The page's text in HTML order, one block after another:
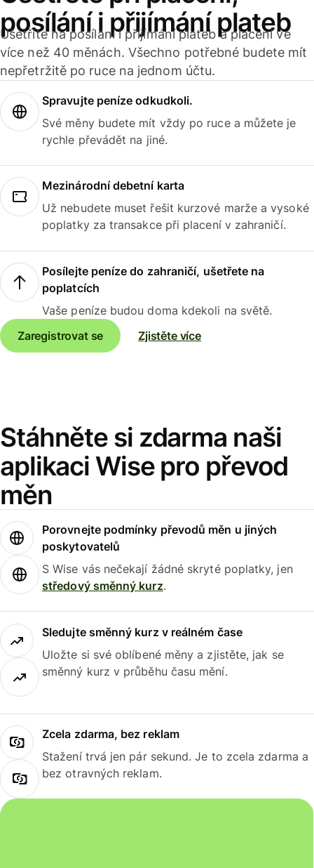
posílání i přijímání plateb
Ušetříte na posílání i přijímání plateb a placení ve
více než 40 měnách. Všechno potřebné budete mít
nepřetržitě po ruce na jednom účtu.
Spravujte peníze odkudkoli.
Své měny budete mít vždy po ruce a můžete je
rychle převádět na jiné.
Mezinárodní debetní karta
Už nebudete muset řešit kurzové marže a vysoké
poplatky za transakce při placení v zahraničí.
Posílejte peníze do zahraničí, ušetřete na
poplatcích
Vaše peníze budou doma kdekoli na světě.
Zaregistrovat se
Zjistěte více
Stáhněte si zdarma naši
aplikaci Wise pro převod
měn
Porovnejte podmínky převodů měn u jiných
poskytovatelů
S Wise vás nečekají žádné skryté poplatky, jen
středový směnný kurz.
Sledujte směnný kurz v reálném čase
Uložte si své oblíbené měny a zjistěte, jak se
směnný kurz v průběhu času mění.
Zcela zdarma, bez reklam
Stažení trvá jen pár sekund. Je to zcela zdarma a
bez otravných reklam.